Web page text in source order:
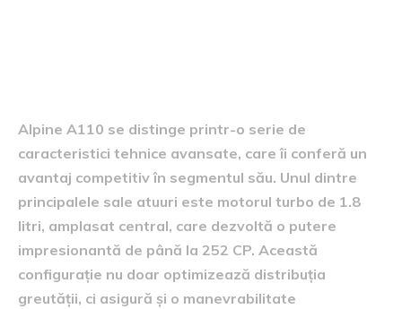
Alpine A110 se distinge printr-o serie de
caracteristici tehnice avansate, care îi conferă un
avantaj competitiv în segmentul său. Unul dintre
principalele sale atuuri este motorul turbo de 1.8
litri, amplasat central, care dezvoltă o putere
impresionantă de până la 252 CP. Această
configurație nu doar optimizează distribuția
greutății, ci asigură și o manevrabilitate